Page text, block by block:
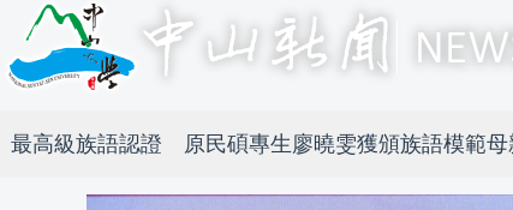
最高級族語認證 原民碩專生廖曉雯獲頒族語模範母